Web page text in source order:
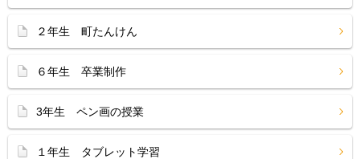
２年生 町たんけん
６年生 卒業制作
3年生 ペン画の授業
１年生 タブレット学習